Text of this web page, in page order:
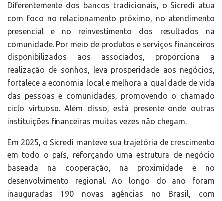
Diferentemente dos bancos tradicionais, o Sicredi atua
com foco no relacionamento próximo, no atendimento
presencial e no reinvestimento dos resultados na
comunidade. Por meio de produtos e serviços financeiros
disponibilizados aos associados, proporciona a
realização de sonhos, leva prosperidade aos negócios,
fortalece a economia local e melhora a qualidade de vida
das pessoas e comunidades, promovendo o chamado
ciclo virtuoso. Além disso, está presente onde outras
instituições financeiras muitas vezes não chegam.
Em 2025, o Sicredi manteve sua trajetória de crescimento
em todo o país, reforçando uma estrutura de negócio
baseada na cooperação, na proximidade e no
desenvolvimento regional. Ao longo do ano foram
inauguradas 190 novas agências no Brasil, com